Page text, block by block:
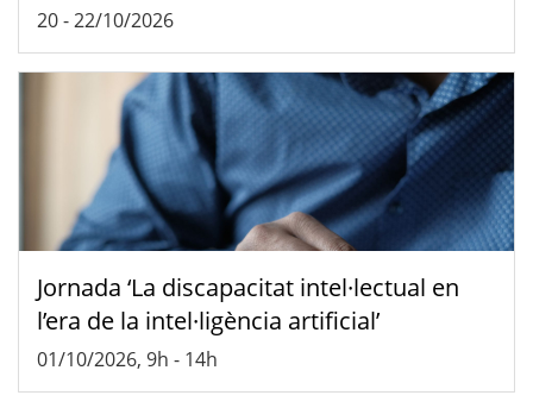
20-22/10/2026
Jornada ‘La discapacitat intel·lectual en
l’era de la intel·ligència artificial’
01/10/2026, 9h - 14h